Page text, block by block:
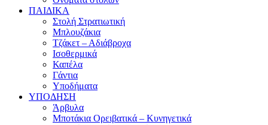
ΠΑΙΔΙΚΑ
Στολή Στρατιωτική
Μπλουζάκια
Τζάκετ – Αδιάβροχα
Ισοθερμικά
Καπέλα
Γάντια
Υποδήματα
ΥΠΟΔΗΣΗ
Άρβυλα
Μποτάκια Ορειβατικά – Κυνηγετικά